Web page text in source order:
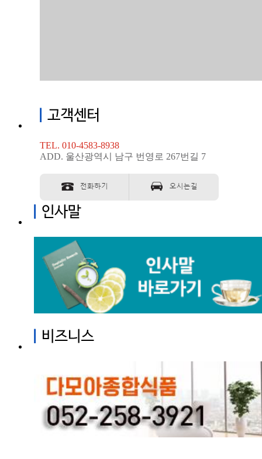
TEL. 010-4583-8938
ADD. 울산광역시 남구 번영로 267번길 7